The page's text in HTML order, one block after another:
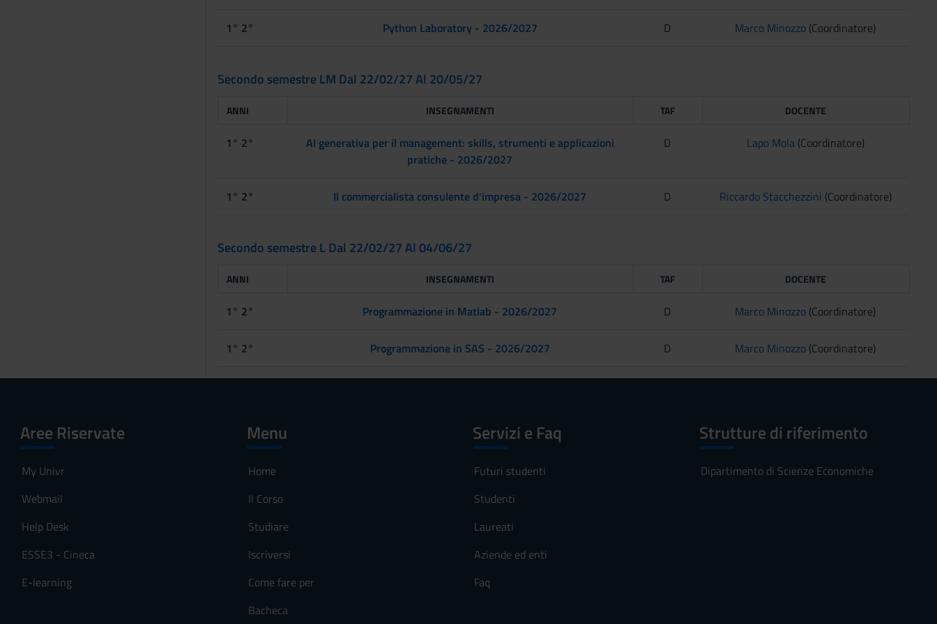
1° 2° Python Laboratory - 2026/2027 D Marco Minozzo (Coordinatore)
Secondo semestre LM Dal 22/02/27 Al 20/05/27
ANNI INSEGNAMENTI TAF DOCENTE
1° 2°
AI generativa per il management: skills, strumenti e applicazioni
pratiche - 2026/2027
D Lapo Mola(Coordinatore)
1° 2° Il commercialista consulente d'impresa - 2026/2027 D Riccardo Stacchezzini (Coordinatore)
Secondo semestre L Dal 22/02/27 Al 04/06/27
ANNI INSEGNAMENTI TAF DOCENTE
1° 2° Programmazione in Matlab - 2026/2027 D Marco Minozzo (Coordinatore)
1° 2° Programmazione in SAS - 2026/2027 D Marco Minozzo (Coordinatore)
Aree Riservate
My Univr
Webmail
Help Desk
ESSE3 - Cineca
E-learning
Menu
Home
Il Corso
Studiare
Iscriversi
Come fare per
Bacheca
Servizi e Faq
Futuri studenti
Studenti
Laureati
Aziende ed enti
Faq
Strutture di riferimento
Dipartimento di Scienze Economiche